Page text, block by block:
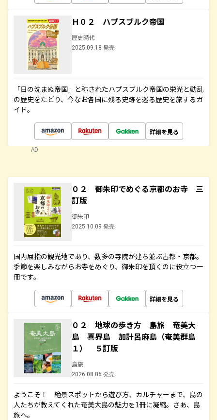
Ｈ０２ ハプスブルク帝国
歴史時代
2025.09.18 発売
「日の沈まぬ帝国」と称されたハプスブルク帝国の栄光と動乱
の歴史をたどり、今なお各国に残る史跡を巡る歴史を旅するガ
イド。
詳細を見る
AD
０２ 御朱印でめぐる京都のお寺 三
訂版
御朱印
2025.10.09 発売
国内屈指の観光地であり、数多の寺院が建ち並ぶ古都・京都。
季節を楽しみながらお寺をめぐり、御朱印を頂くのに役立つ一
冊です。
詳細を見る
０２ 地球の歩き方 島旅 奄美大
島 喜界島 加計呂麻島（奄美群島
１） ５訂版
島旅
2026.08.06 発売
ようこそ！ 絶景スポットから遊び方、カルチャーまで、島の
人たちが教えてくれた奄美大島の魅力を1冊に凝縮。さあ、島
旅へ。